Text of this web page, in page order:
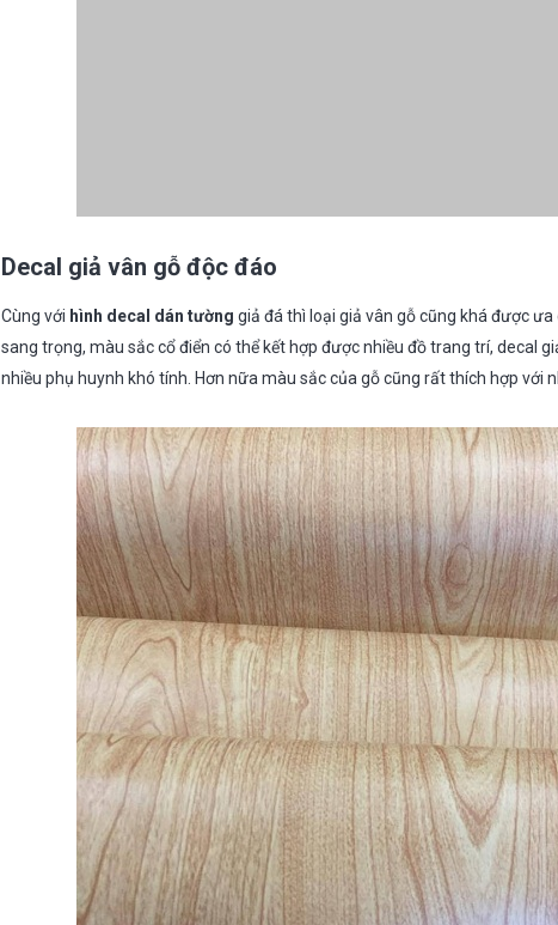
Decal giả vân gỗ độc đáo
Cùng với hình decal dán tường giả đá thì loại giả vân gỗ cũng khá được
sang trọng, màu sắc cổ điển có thể kết hợp được nhiều đồ trang trí, decal
nhiều phụ huynh khó tính. Hơn nữa màu sắc của gỗ cũng rất thích hợp với